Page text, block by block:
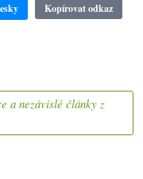
Kopírovat odkaz
a nezávislé články z